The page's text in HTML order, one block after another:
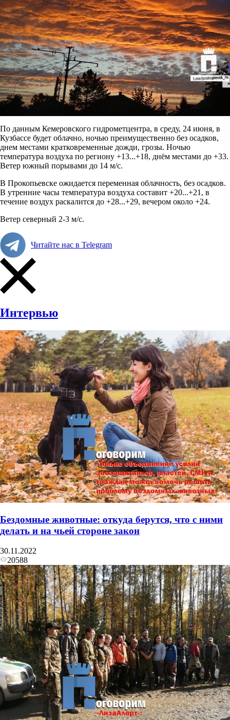
По данным Кемеровского гидрометцентра, в среду, 24 июня, в
Кузбассе будет облачно, ночью преимущественно без осадков,
днем местами кратковременные дожди, грозы. Ночью
температура воздуха по региону +13...+18, днём местами до +33.
Ветер южный порывами до 14 м/с.
В Прокопьевске ожидается переменная облачность, без осадков.
В утренние часы температура воздуха составит +20...+21, в
течение воздух раскалится до +28...+29, вечером около +24.
Ветер северный 2-3 м/с.
Читайте нас в Telegram
Интервью
Бездомные животные: откуда берутся, что с ними
делать и на чьей стороне закон
30.11.2022
20588